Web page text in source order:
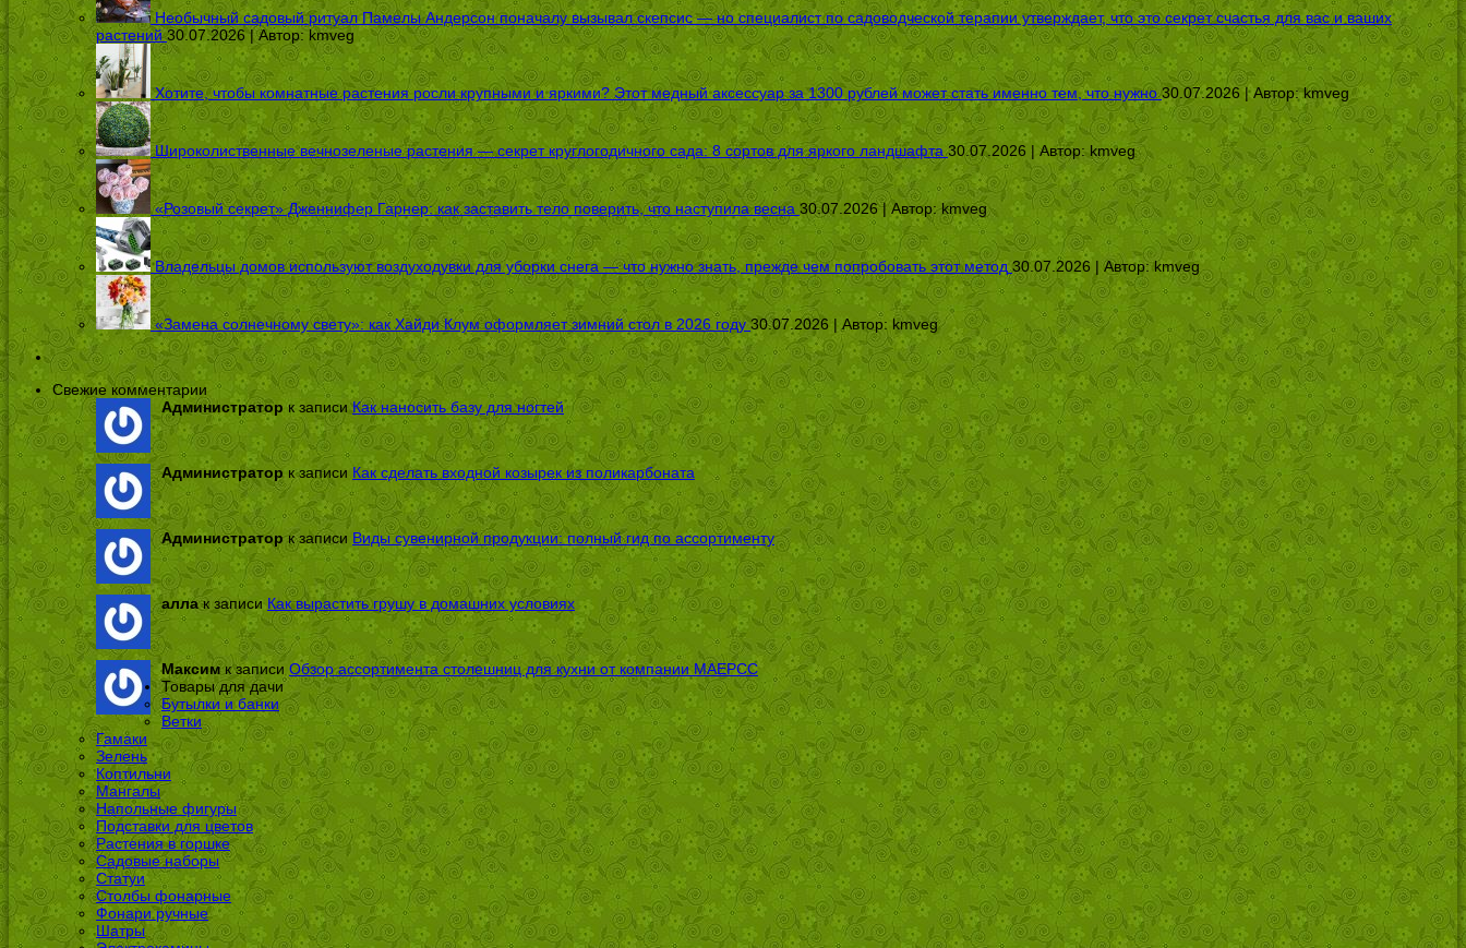
Необычный садовый ритуал Памелы Андерсон поначалу вызывал скепсис — но специалист по садоводческой терапии утверждает, что это секрет счастья для вас и ваших
растений 30.07.2026 | Автор: kmveg
Хотите, чтобы комнатные растения росли крупными и яркими? Этот медный аксессуар за 1300 рублей может стать именно тем, что нужно 30.07.2026 | Автор:kmveg
Широколиственные вечнозеленые растения — секрет круглогодичного сада: 8 сортов для яркого ландшафта 30.07.2026 | Автор:kmveg
«Розовый секрет» Дженнифер Гарнер: как заставить тело поверить, что наступила весна 30.07.2026 | Автор:kmveg
Владельцы домов используют воздуходувки для уборки снега — что нужно знать, прежде чем попробовать этот метод 30.07.2026 | Автор:kmveg
«Замена солнечному свету»: как Хайди Клум оформляет зимний стол в 2026 году 30.07.2026 | Автор: kmveg
Свежие комментарии
Администратор к записиКак наносить базу для ногтей
Администратор к записи Как сделать входной козырек из поликарбоната
Администраторк записи Виды сувенирной продукции: полный гид по ассортименту
аллак записиКак вырастить грушу в домашних условиях
Максимк записи Обзор ассортимента столешниц для кухни от компании МАЕРСС
Товары для дачи
Бутылки и банки
Ветки
Гамаки
Зелень
Коптильни
Мангалы
Напольные фигуры
Подставки для цветов
Растения в горшке
Садовые наборы
Статуи
Столбы фонарные
Фонари ручные
Шатры